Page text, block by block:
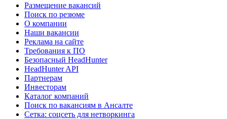
Размещение вакансий
Поиск по резюме
О компании
Наши вакансии
Реклама на сайте
Требования к ПО
Безопасный HeadHunter
HeadHunter API
Партнерам
Инвесторам
Каталог компаний
Поиск по вакансиям в Ансалте
Сетка: соцсеть для нетворкинга